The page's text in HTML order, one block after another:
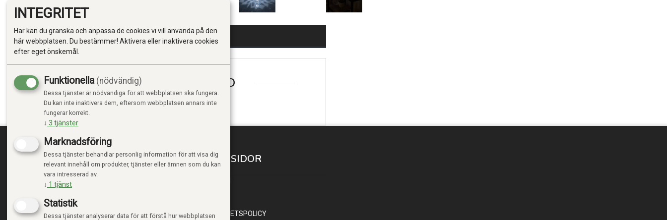
Produktinfo Till toppen
PRODUKTINFO
Sfærisk lys med flat base,
Projekter stjernemønster,
2x AAA-batterier (ikke inkludert)
TRENDTOYS.SE
OM TRENDTOYS
MINA SIDOR
INTEGRITETSPOLICY
INTEGRITET
Här kan du granska och anpassa de cookies vi vill använda på den
här webbplatsen. Du bestämmer! Aktivera eller inaktivera cookies
efter eget önskemål.
Funktionella (nödvändig)
Dessa tjänster är nödvändiga för att webbplatsen ska fungera.
Du kan inte inaktivera dem, eftersom webbplatsen annars inte
fungerar korrekt.
↓ 3 tjänster
Marknadsföring
Dessa tjänster behandlar personlig information för att visa dig
relevant innehåll om produkter, tjänster eller ämnen som du kan
vara intresserad av.
↓ 1 tjänst
Statistik
Dessa tjänster analyserar data för att förstå hur webbplatsen